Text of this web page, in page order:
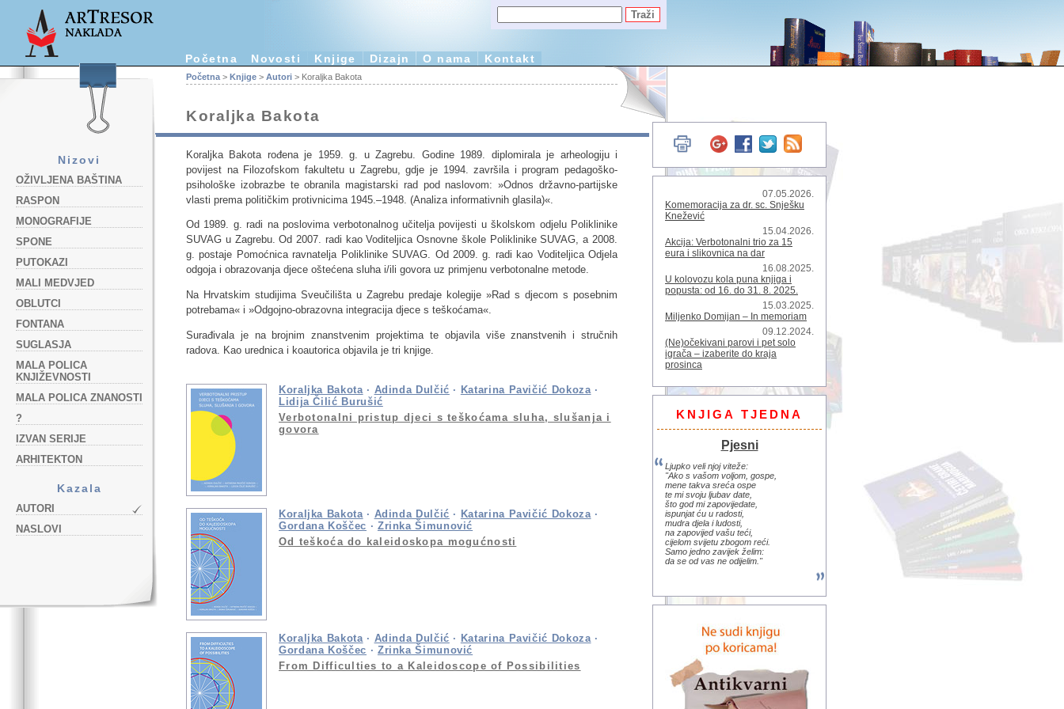
Početna Novosti Knjige Dizajn O nama Kontakt
Nizovi
OŽIVLJENA BAŠTINA
RASPON
MONOGRAFIJE
SPONE
PUTOKAZI
MALI MEDVJED
OBLUTCI
FONTANA
SUGLASJA
MALA POLICA
KNJIŽEVNOSTI
MALA POLICA ZNANOSTI
?
IZVAN SERIJE
ARHITEKTON
Kazala
AUTORI
NASLOVI
Početna > Knjige > Autori > Koraljka Bakota
Koraljka Bakota
Koraljka Bakota rođena je 1959. g. u Zagrebu. Godine 1989. diplomirala je arheologiju i
povijest na Filozofskom fakultetu u Zagrebu, gdje je 1994. završila i program pedagoško-
psihološke izobrazbe te obranila magistarski rad pod naslovom: »Odnos državno-partijske
vlasti prema političkim protivnicima 1945.–1948. (Analiza informativnih glasila)«.
Od 1989. g. radi na poslovima verbotonalnog učitelja povijesti u školskom odjelu Poliklinike
SUVAG u Zagrebu. Od 2007. radi kao Voditeljica Osnovne škole Poliklinike SUVAG, a 2008.
g. postaje Pomoćnica ravnatelja Poliklinike SUVAG. Od 2009. g. radi kao Voditeljica Odjela
odgoja i obrazovanja djece oštećena sluha i/ili govora uz primjenu verbotonalne metode.
Na Hrvatskim studijima Sveučilišta u Zagrebu predaje kolegije »Rad s djecom s posebnim
potrebama« i »Odgojno-obrazovna integracija djece s teškoćama«.
Surađivala je na brojnim znanstvenim projektima te objavila više znanstvenih i stručnih
radova. Kao urednica i koautorica objavila je tri knjige.
Koraljka Bakota · Adinda Dulčić · Katarina Pavičić Dokoza ·
Lidija Čilić Burušić
Verbotonalni pristup djeci s teškoćama sluha, slušanja i
govora
Koraljka Bakota · Adinda Dulčić · Katarina Pavičić Dokoza ·
Gordana Koščec · Zrinka Šimunović
Od teškoća do kaleidoskopa mogućnosti
Koraljka Bakota · Adinda Dulčić · Katarina Pavičić Dokoza ·
Gordana Koščec · Zrinka Šimunović
From Difficulties to a Kaleidoscope of Possibilities
07.05.2026.
Komemoracija za dr. sc. Snješku
Knežević
15.04.2026.
Akcija: Verbotonalni trio za 15
eura i slikovnica na dar
16.08.2025.
U kolovozu kola puna knjiga i
popusta: od 16. do 31. 8. 2025.
15.03.2025.
Miljenko Domijan – In memoriam
09.12.2024.
(Ne)očekivani parovi i pet solo
igrača – izaberite do kraja
prosinca
KNJIGA TJEDNA
Pjesni
Ljupko veli njoj viteže:
"Ako s vašom voljom, gospe,
mene takva sreća ospe
te mi svoju ljubav date,
što god mi zapovijedate,
ispunjat ću u radosti,
mudra djela i ludosti,
na zapovijed vašu teći,
cijelom svijetu zbogom reći.
Samo jedno zavijek želim:
da se od vas ne odijelim."